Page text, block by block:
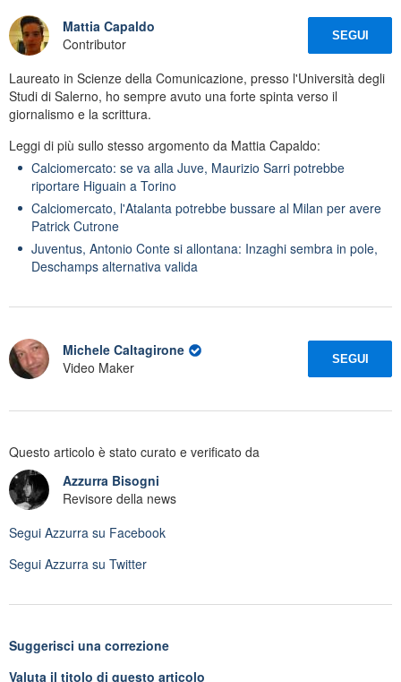
Mattia Capaldo
Contributor
SEGUI
Laureato in Scienze della Comunicazione, presso l'Università degli
Studi di Salerno, ho sempre avuto una forte spinta verso il
giornalismo e la scrittura.
Leggi di più sullo stesso argomento da Mattia Capaldo:
Calciomercato: se va alla Juve, Maurizio Sarri potrebbe
riportare Higuain a Torino
Calciomercato, l'Atalanta potrebbe bussare al Milan per avere
Patrick Cutrone
Juventus, Antonio Conte si allontana: Inzaghi sembra in pole,
Deschamps alternativa valida
Michele Caltagirone
Video Maker
SEGUI
Questo articolo è stato curato e verificato da
Azzurra Bisogni
Revisore della news
Segui Azzurra su Facebook
Segui Azzurra su Twitter
Suggerisci una correzione
Valuta il titolo di questo articolo